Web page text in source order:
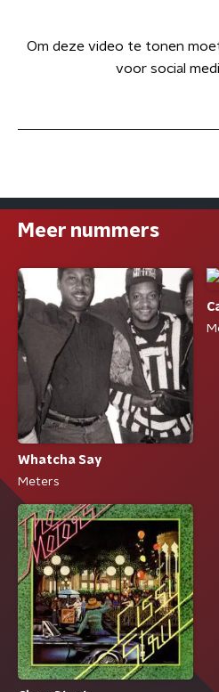
Om deze video te tonen
voor social
Meer nummers
Whatcha Say
Meters